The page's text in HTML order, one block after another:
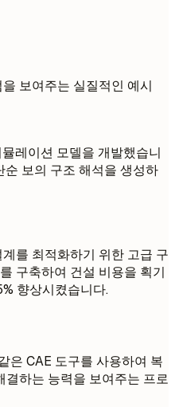
보여주는 실질적인 예시
레이션 모델을 개발했습니
보의 구조 해석을 생성하
를 최적화하기 위한 고급 구
구축하여 건설 비용을 획기
향상시켰습니다.
은 CAE 도구를 사용하여 복
결하는 능력을 보여주는 프로